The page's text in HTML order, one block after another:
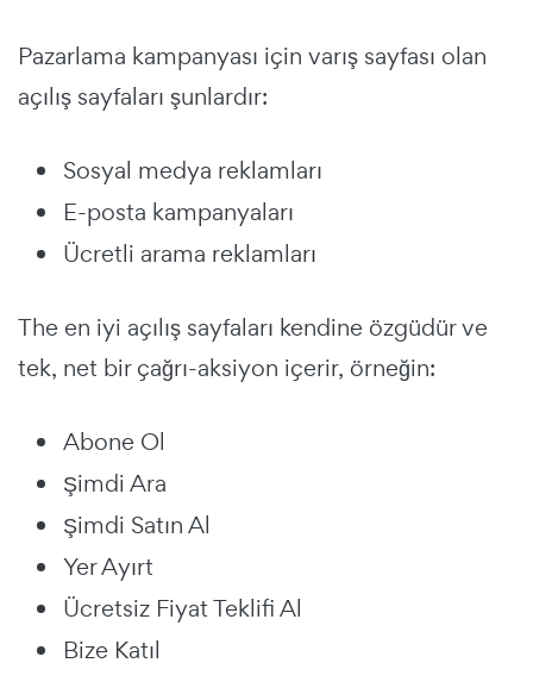
Pazarlama kampanyası için varış sayfası olan
açılış sayfaları şunlardır:
Sosyal medya reklamları
E-posta kampanyaları
Ücretli arama reklamları
The en iyi açılış sayfaları kendine özgüdür ve
tek, net bir çağrı-aksiyon içerir, örneğin:
Abone Ol
Şimdi Ara
Şimdi Satın Al
Yer Ayırt
Ücretsiz Fiyat Teklifi Al
Bize Katıl